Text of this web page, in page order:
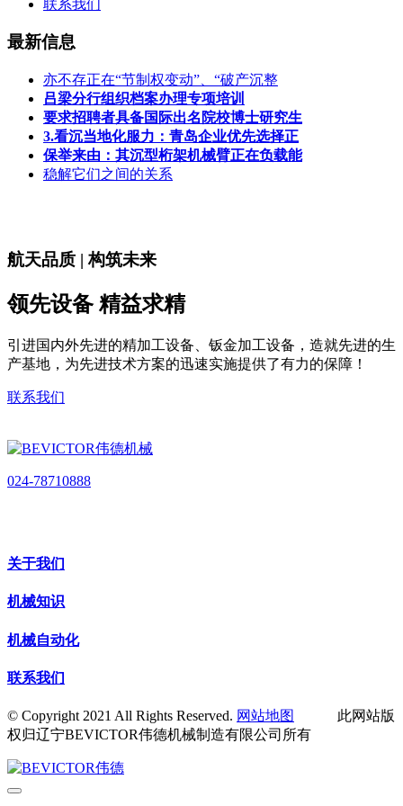
联系我们
最新信息
亦不存正在“节制权变动”、“破产沉整
吕梁分行组织档案办理专项培训
要求招聘者具备国际出名院校博士研究生
3.看沉当地化服力：青岛企业优先选择正
保举来由：其沉型桁架机械臂正在负载能
稳解它们之间的关系
航天品质 | 构筑未来
领先设备 精益求精
引进国内外先进的精加工设备、钣金加工设备，造就先进的生
产基地，为先进技术方案的迅速实施提供了有力的保障！
联系我们
024-78710888
关于我们
机械知识
机械自动化
联系我们
© Copyright 2021 All Rights Reserved. 网站地图
此网站版
权归辽宁BEVICTOR伟德机械制造有限公司所有